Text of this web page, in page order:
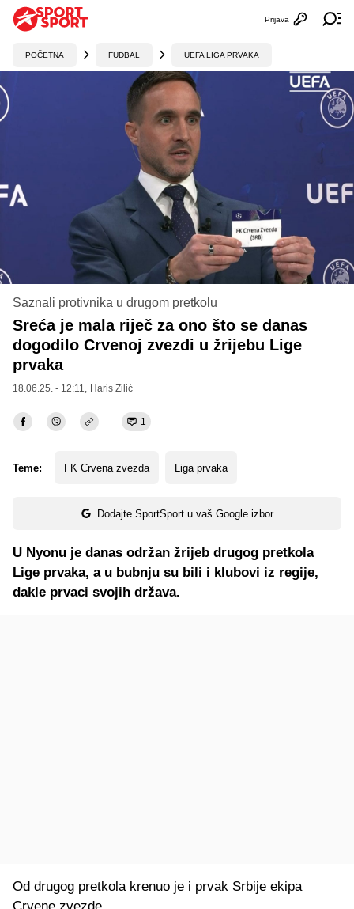
Otvori
Prijava
POČETNA FUDBAL UEFA LIGA PRVAKA
Saznali protivnika u drugom pretkolu
Sreća je mala riječ za ono što se danas
dogodilo Crvenoj zvezdi u žrijebu Lige
prvaka
18.06.25. - 12:11, Haris Zilić
1
Teme: FK Crvena zvezda Liga prvaka
Dodajte SportSport u vaš Google izbor
U Nyonu je danas održan žrijeb drugog pretkola
Lige prvaka, a u bubnju su bili i klubovi iz regije,
dakle prvaci svojih država.
Od drugog pretkola krenuo je i prvak Srbije ekipa